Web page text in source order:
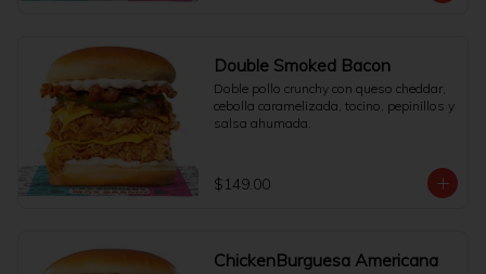
Double Smoked Bacon
Doble pollo crunchy con queso cheddar,
cebolla caramelizada, tocino, pepinillos y
salsa ahumada.
$149.00
ChickenBurguesa Americana